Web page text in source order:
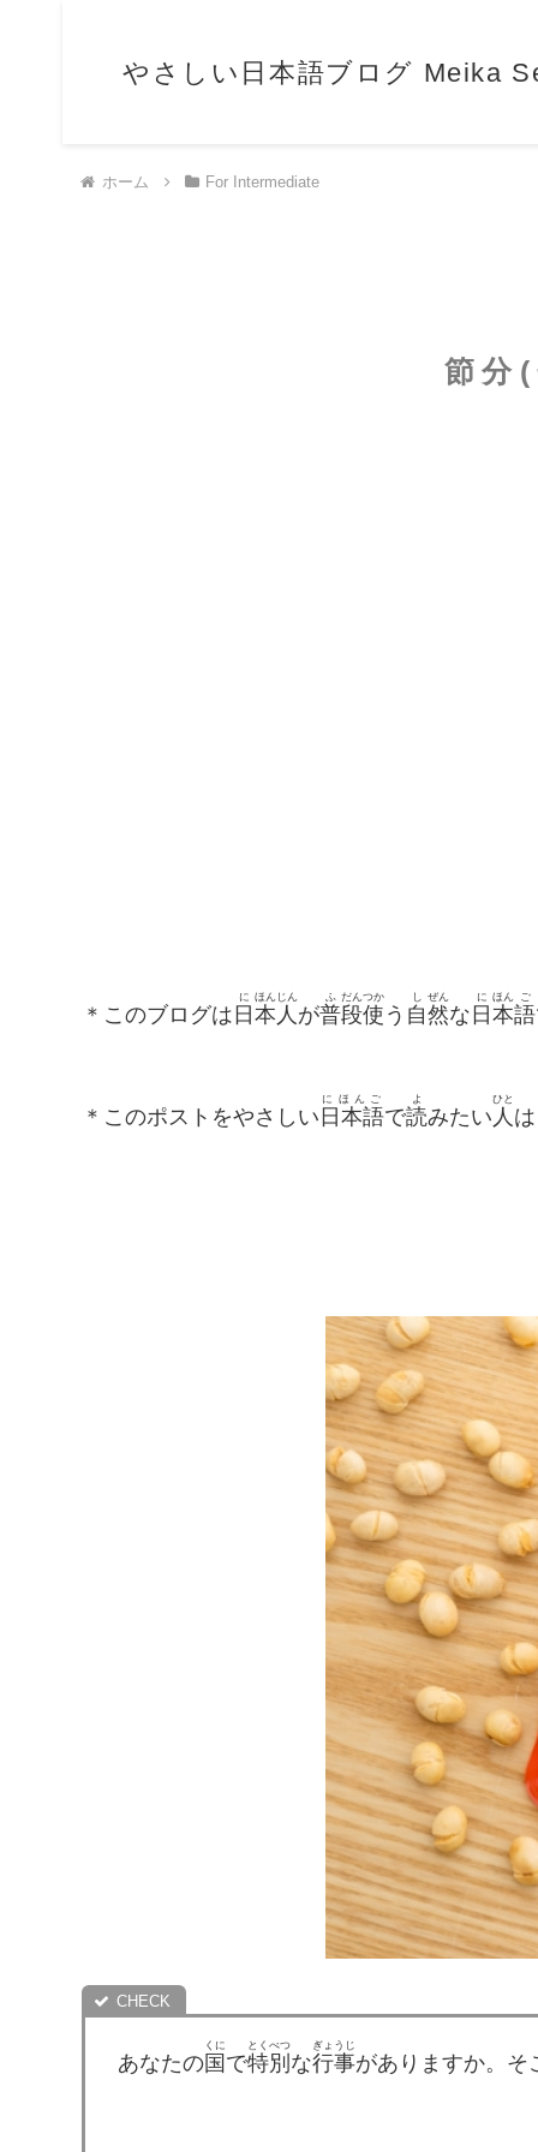
やさしい日本語ブログ Meika
ホーム For Intermediate
節
＊このブログは 日
に
本
ほん
人
じん
が普
ふ
段
だん
使
つか
う 自
し
然
ぜん
な 日
に
本
ほん
語
ご
＊このポストをやさしい 日本語
にほんご
で読
よ
みたい 人
ひと
あなたの国
くに
で特別
とくべつ
な行事
ぎょうじ
がありますか。そ